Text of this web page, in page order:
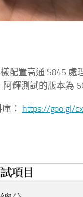
置高通 S845 處
輝測試的版本為
： https://goo.gl/